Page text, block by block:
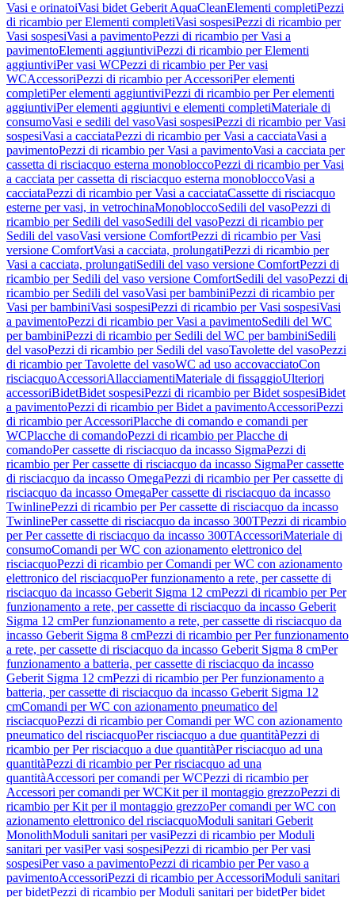
Vasi e orinatoiVasi bidet Geberit AquaCleanElementi completiPezzi
di ricambio per Elementi completiVasi sospesiPezzi di ricambio per
Vasi sospesiVasi a pavimentoPezzi di ricambio per Vasi a
pavimentoElementi aggiuntiviPezzi di ricambio per Elementi
aggiuntiviPer vasi WCPezzi di ricambio per Per vasi
WCAccessoriPezzi di ricambio per AccessoriPer elementi
completiPer elementi aggiuntiviPezzi di ricambio per Per elementi
aggiuntiviPer elementi aggiuntivi e elementi completiMateriale di
consumoVasi e sedili del vasoVasi sospesiPezzi di ricambio per Vasi
sospesiVasi a cacciataPezzi di ricambio per Vasi a cacciataVasi a
pavimentoPezzi di ricambio per Vasi a pavimentoVasi a cacciata per
cassetta di risciacquo esterna monobloccoPezzi di ricambio per Vasi
a cacciata per cassetta di risciacquo esterna monobloccoVasi a
cacciataPezzi di ricambio per Vasi a cacciataCassette di risciacquo
esterne per vasi, in vetrochinaMonobloccoSedili del vasoPezzi di
ricambio per Sedili del vasoSedili del vasoPezzi di ricambio per
Sedili del vasoVasi versione ComfortPezzi di ricambio per Vasi
versione ComfortVasi a cacciata, prolungatiPezzi di ricambio per
Vasi a cacciata, prolungatiSedili del vaso versione ComfortPezzi di
ricambio per Sedili del vaso versione ComfortSedili del vasoPezzi di
ricambio per Sedili del vasoVasi per bambiniPezzi di ricambio per
Vasi per bambiniVasi sospesiPezzi di ricambio per Vasi sospesiVasi
a pavimentoPezzi di ricambio per Vasi a pavimentoSedili del WC
per bambiniPezzi di ricambio per Sedili del WC per bambiniSedili
del vasoPezzi di ricambio per Sedili del vasoTavolette del vasoPezzi
di ricambio per Tavolette del vasoWC ad uso accovacciatoCon
risciacquoAccessoriAllacciamentiMateriale di fissaggioUlteriori
accessoriBidetBidet sospesiPezzi di ricambio per Bidet sospesiBidet
a pavimentoPezzi di ricambio per Bidet a pavimentoAccessoriPezzi
di ricambio per AccessoriPlacche di comando e comandi per
WCPlacche di comandoPezzi di ricambio per Placche di
comandoPer cassette di risciacquo da incasso SigmaPezzi di
ricambio per Per cassette di risciacquo da incasso SigmaPer cassette
di risciacquo da incasso OmegaPezzi di ricambio per Per cassette di
risciacquo da incasso OmegaPer cassette di risciacquo da incasso
TwinlinePezzi di ricambio per Per cassette di risciacquo da incasso
TwinlinePer cassette di risciacquo da incasso 300TPezzi di ricambio
per Per cassette di risciacquo da incasso 300TAccessoriMateriale di
consumoComandi per WC con azionamento elettronico del
risciacquoPezzi di ricambio per Comandi per WC con azionamento
elettronico del risciacquoPer funzionamento a rete, per cassette di
risciacquo da incasso Geberit Sigma 12 cmPezzi di ricambio per Per
funzionamento a rete, per cassette di risciacquo da incasso Geberit
Sigma 12 cmPer funzionamento a rete, per cassette di risciacquo da
incasso Geberit Sigma 8 cmPezzi di ricambio per Per funzionamento
a rete, per cassette di risciacquo da incasso Geberit Sigma 8 cmPer
funzionamento a batteria, per cassette di risciacquo da incasso
Geberit Sigma 12 cmPezzi di ricambio per Per funzionamento a
batteria, per cassette di risciacquo da incasso Geberit Sigma 12
cmComandi per WC con azionamento pneumatico del
risciacquoPezzi di ricambio per Comandi per WC con azionamento
pneumatico del risciacquoPer risciacquo a due quantitàPezzi di
ricambio per Per risciacquo a due quantitàPer risciacquo ad una
quantitàPezzi di ricambio per Per risciacquo ad una
quantitàAccessori per comandi per WCPezzi di ricambio per
Accessori per comandi per WCKit per il montaggio grezzoPezzi di
ricambio per Kit per il montaggio grezzoPer comandi per WC con
azionamento elettronico del risciacquoModuli sanitari Geberit
MonolithModuli sanitari per vasiPezzi di ricambio per Moduli
sanitari per vasiPer vasi sospesiPezzi di ricambio per Per vasi
sospesiPer vaso a pavimentoPezzi di ricambio per Per vaso a
pavimentoAccessoriPezzi di ricambio per AccessoriModuli sanitari
per bidetPezzi di ricambio per Moduli sanitari per bidetPer bidet